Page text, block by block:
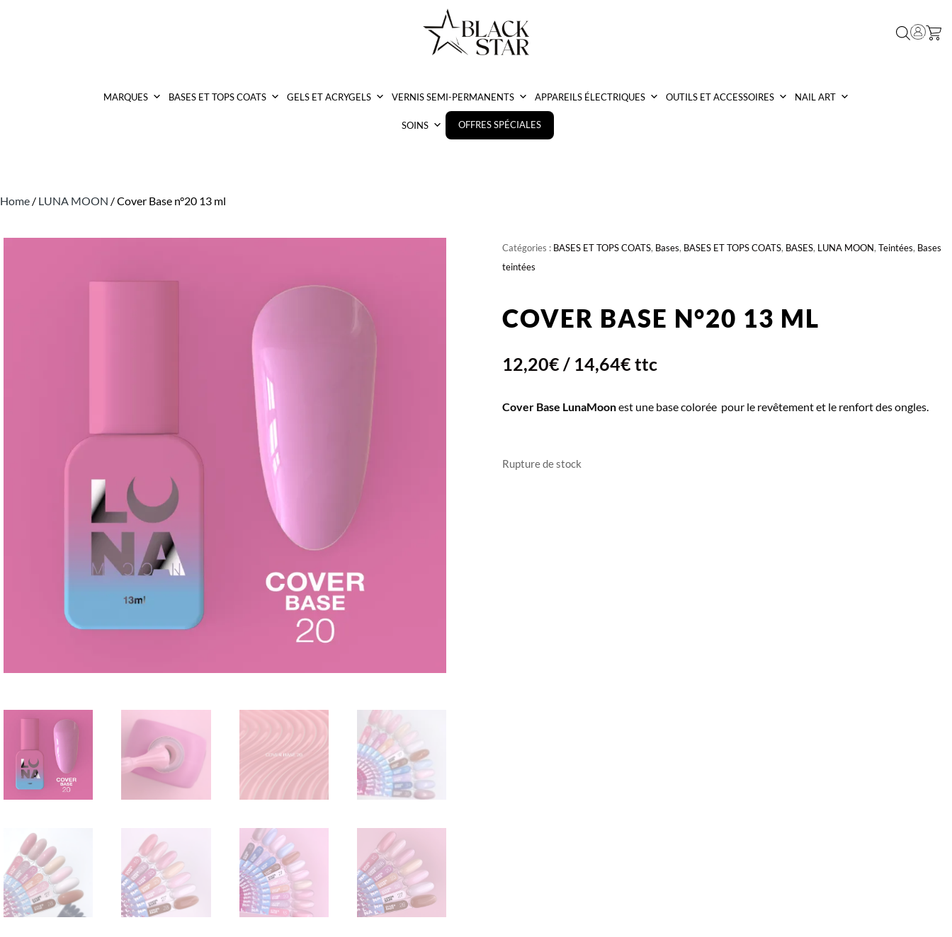
MARQUES BASES ET TOPS COATS GELS ET ACRYGELS VERNIS SEMI-PERMANENTS APPAREILS ÉLECTRIQUES OUTILS ET ACCESSOIRES NAIL ART
SOINS OFFRES SPÉCIALES
Home / LUNA MOON / Cover Base n°20 13 ml
Catégories : BASES ET TOPS COATS, Bases, BASES ET TOPS COATS, BASES, LUNA MOON, Teintées, Bases
teintées
COVER BASE N°20 13 ML
12,20€ / 14,64€ ttc
Cover Base LunaMoonest une base colorée pour le revêtement et le renfort des ongles.
Rupture de stock